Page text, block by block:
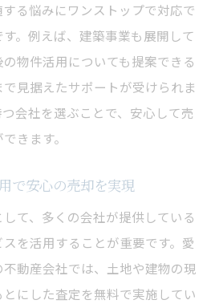
る悩みにワンストップで対応で
。例えば、建築事業も展開して
物件活用についても提案できる
見据えたサポートが受けられま
会社を選ぶことで、安心して売
きます。
で安心の売却を実現
て、多くの会社が提供している
を活用することが重要です。愛
動産会社では、土地や建物の現
にした査定を無料で実施してい